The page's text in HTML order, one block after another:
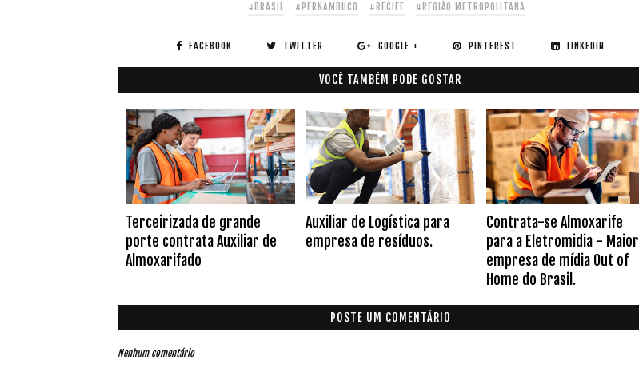
#BRASIL #PERNAMBUCO #RECIFE #REGIÃO METROPOLITANA
FACEBOOK TWITTER GOOGLE + PINTEREST LINKEDIN
VOCÊ TAMBÉM PODE GOSTAR
Terceirizada de grande
porte contrata Auxiliar de
Almoxarifado
Auxiliar de Logística para
empresa de resíduos.
Contrata-se Almoxarife
para a Eletromidia - Maior
empresa de mídia Out of
Home do Brasil.
POSTE UM COMENTÁRIO
Nenhum comentário